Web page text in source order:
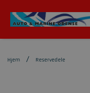
Hjem Reservedele